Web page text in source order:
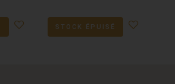
STOCK ÉPUISÉ